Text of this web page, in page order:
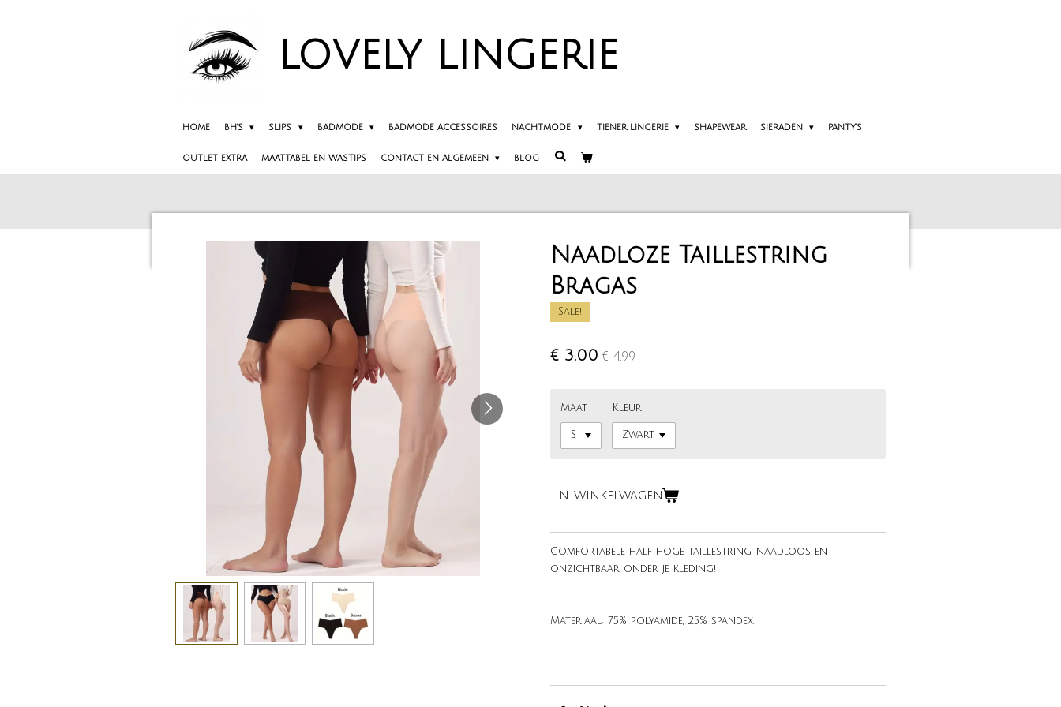
LOVELY LINGERIE
HOME BH'S SLIPS BADMODE BADMODE ACCESSOIRES NACHTMODE TIENER LINGERIE SHAPEWEAR SIERADEN PANTY'S
OUTLET EXTRA MAATTABEL EN WASTIPS CONTACT EN ALGEMEEN BLOG
Naadloze Taillestring
Bragas
Sale!
€ 3,00 € 4,99
Maat Kleur
In winkelwagen
Comfortabele half hoge taillestring, naadloos en
onzichtbaar onder je kleding!
Materiaal: 75% polyamide, 25% spandex.